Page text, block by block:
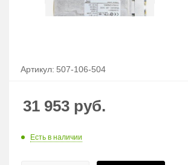
Артикул: 507-106-504
31 953 руб.
Есть в наличии